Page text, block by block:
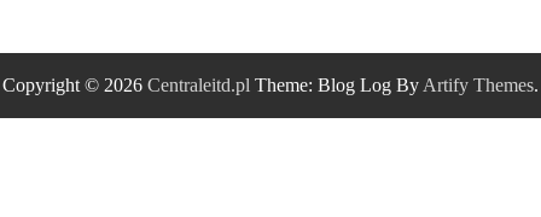
Copyright © 2026 Centraleitd.pl Theme: Blog Log ByArtify Themes.